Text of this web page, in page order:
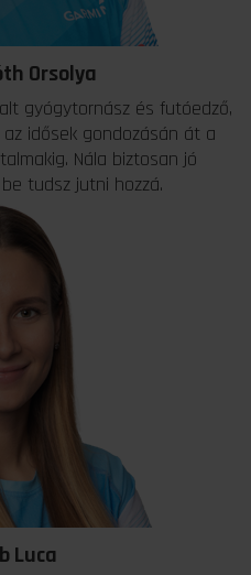
Orsolya
gyógytornász és futóedző,
idősek gondozásán át a
Nála biztosan jó
tudsz jutni hozzá.
Luca